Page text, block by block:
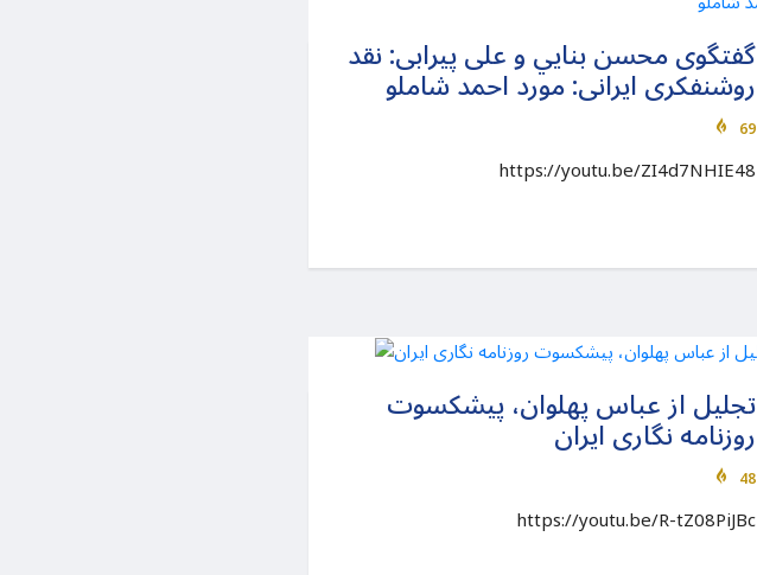
گفتگوی محسن بنايي و علی پیرابی: نقد
روشنفکری ایرانی: مورد احمد شاملو
69
https://youtu.be/ZI4d7NHIE48
تجلیل از عباس پهلوان، پیشکسوت
روزنامه نگاری ایران
48
https://youtu.be/R-tZ08PiJBc